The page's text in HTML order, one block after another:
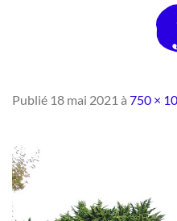
Publié 18 mai 2021 à 750 ×